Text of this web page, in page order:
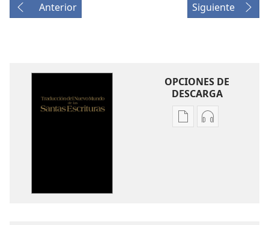
Anterior Siguiente
OPCIONES DE
DESCARGA
OpcionesOpciones